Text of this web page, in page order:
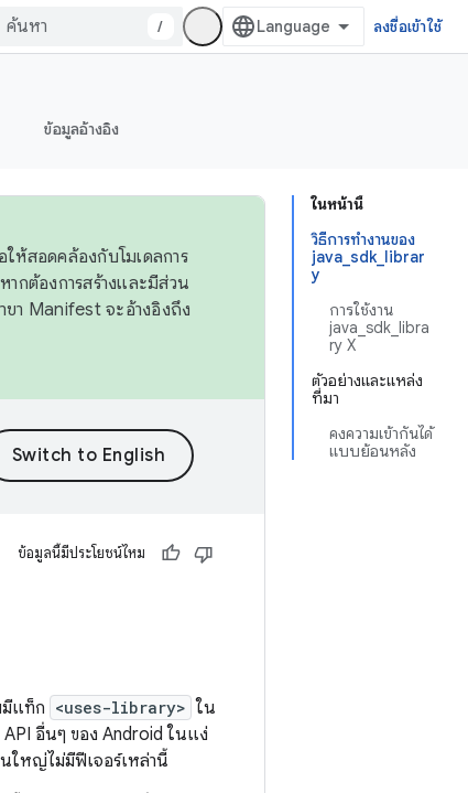
/ ลงชื่อเข้าใช้
ข้อมูลอ้างอิง
ในหน้านี้
วิธีการทำงานของ
java_sdk_librar
y
การใช้งาน
java_sdk_libra
ry X
ตัวอย่างและแหล่ง
ที่มา
คงความเข้ากันได้
แบบย้อนหลัง
ห้สอดคล้องกับโมเดลการ
กต้องการสร้างและมีส่วน
ขา Manifest จะอ้างอิงถึง
ข้อมูลนี้มีประโยชน์ไหม
มีแท็ก <uses-library> ใน
อื่นๆ ของ Android ในแง่
นใหญ่ไม่มีฟีเจอร์เหล่านี้